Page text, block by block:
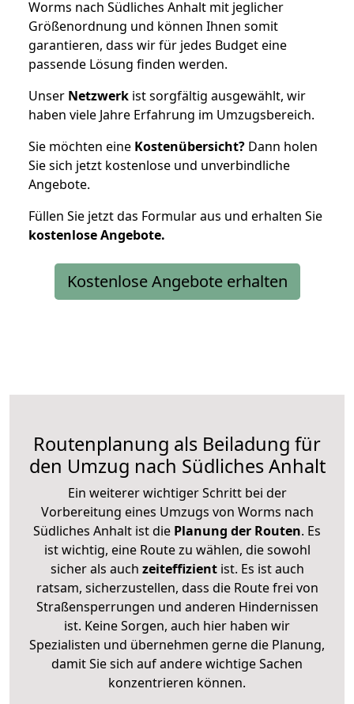
Worms nach Südliches Anhalt mit jeglicher
Größenordnung und können Ihnen somit
garantieren, dass wir für jedes Budget eine
passende Lösung finden werden.
Unser Netzwerk ist sorgfältig ausgewählt, wir
haben viele Jahre Erfahrung im Umzugsbereich.
Sie möchten eine Kostenübersicht? Dann holen
Sie sich jetzt kostenlose und unverbindliche
Angebote.
Füllen Sie jetzt das Formular aus und erhalten Sie
kostenloseAngebote.
Kostenlose Angebote erhalten
Routenplanung als Beiladung für
den Umzug nach Südliches Anhalt
Ein weiterer wichtiger Schritt bei der
Vorbereitung eines Umzugs von Worms nach
Südliches Anhalt ist die Planung der Routen. Es
ist wichtig, eine Route zu wählen, die sowohl
sicher als auch zeiteffizientist. Es ist auch
ratsam, sicherzustellen, dass die Route frei von
Straßensperrungen und anderen Hindernissen
ist. Keine Sorgen, auch hier haben wir
Spezialisten und übernehmen gerne die Planung,
damit Sie sich auf andere wichtige Sachen
konzentrieren können.